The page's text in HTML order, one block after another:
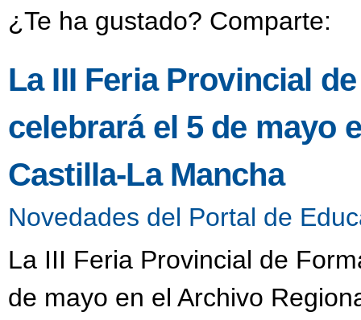
¿Te ha gustado? Comparte:
La III Feria Provincial
celebrará el 5 de mayo
Castilla-La Mancha
Novedades del Portal de
La III Feria Provincial de
de mayo en el Archivo